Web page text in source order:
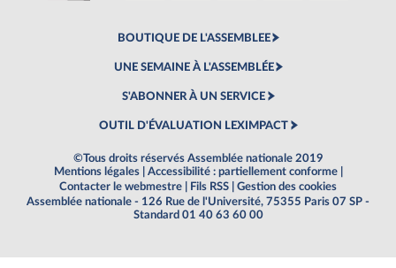
BOUTIQUE DE L'ASSEMBLEE
UNE SEMAINE À L'ASSEMBLÉE
S'ABONNER À UN SERVICE
OUTIL D'ÉVALUATION LEXIMPACT
©Tous droits réservés Assemblée nationale 2019
Mentions légales
Accessibilité : partiellement conforme
Contacter le webmestre
Fils RSS
Gestion des cookies
Assemblée nationale - 126 Rue de l'Université, 75355 Paris 07 SP -
Standard 01 40 63 60 00